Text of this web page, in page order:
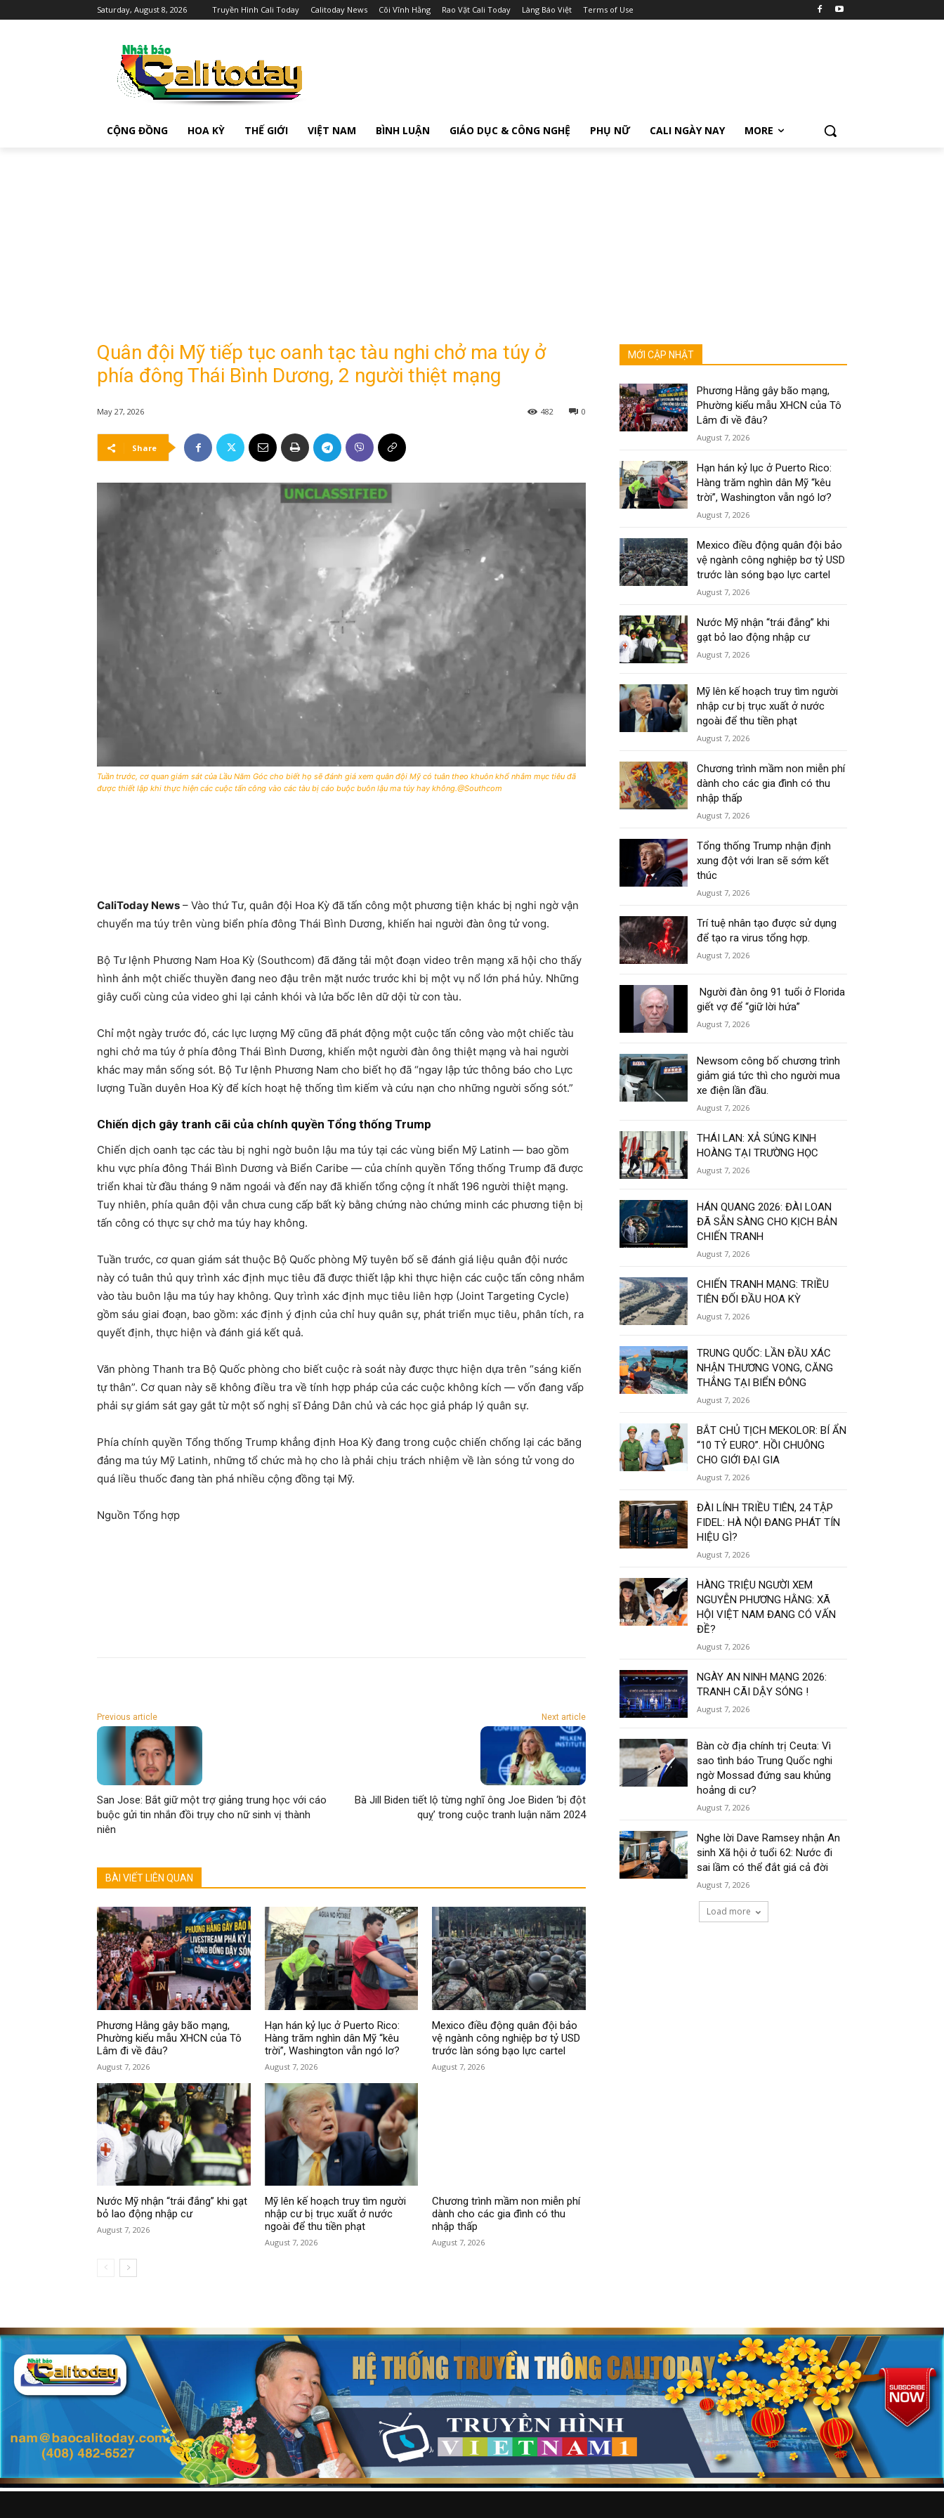
Saturday, August 8, 2026 Truyền Hình Cali Today Calitoday News Cõi Vĩnh Hằng Rao Vặt Cali Today Làng Báo Việt Terms of Use
CỘNG ĐỒNG HOA KỲ THẾ GIỚI VIỆT NAM BÌNH LUẬN GIÁO DỤC & CÔNG NGHỆ PHỤ NỮ CALI NGÀY NAY MORE
Quân đội Mỹ tiếp tục oanh tạc tàu nghi chở ma túy ở
phía đông Thái Bình Dương, 2 người thiệt mạng
May 27, 2026 0
482
Share
Tuần trước, cơ quan giám sát của Lầu Năm Góc cho biết họ sẽ đánh giá xem quân đội Mỹ có tuân theo khuôn khổ nhắm mục tiêu đã
được thiết lập khi thực hiện các cuộc tấn công vào các tàu bị cáo buộc buôn lậu ma túy hay không.@Southcom
CaliToday News – Vào thứ Tư, quân đội Hoa Kỳ đã tấn công một phương tiện khác bị nghi ngờ vận
chuyển ma túy trên vùng biển phía đông Thái Bình Dương, khiến hai người đàn ông tử vong.
Bộ Tư lệnh Phương Nam Hoa Kỳ (Southcom) đã đăng tải một đoạn video trên mạng xã hội cho thấy
hình ảnh một chiếc thuyền đang neo đậu trên mặt nước trước khi bị một vụ nổ lớn phá hủy. Những
giây cuối cùng của video ghi lại cảnh khói và lửa bốc lên dữ dội từ con tàu.
Chỉ một ngày trước đó, các lực lượng Mỹ cũng đã phát động một cuộc tấn công vào một chiếc tàu
nghi chở ma túy ở phía đông Thái Bình Dương, khiến một người đàn ông thiệt mạng và hai người
khác may mắn sống sót. Bộ Tư lệnh Phương Nam cho biết họ đã “ngay lập tức thông báo cho Lực
lượng Tuần duyên Hoa Kỳ để kích hoạt hệ thống tìm kiếm và cứu nạn cho những người sống sót.”
Chiến dịch gây tranh cãi của chính quyền Tổng thống Trump
Chiến dịch oanh tạc các tàu bị nghi ngờ buôn lậu ma túy tại các vùng biển Mỹ Latinh — bao gồm
khu vực phía đông Thái Bình Dương và Biển Caribe — của chính quyền Tổng thống Trump đã được
triển khai từ đầu tháng 9 năm ngoái và đến nay đã khiến tổng cộng ít nhất 196 người thiệt mạng.
Tuy nhiên, phía quân đội vẫn chưa cung cấp bất kỳ bằng chứng nào chứng minh các phương tiện bị
tấn công có thực sự chở ma túy hay không.
Tuần trước, cơ quan giám sát thuộc Bộ Quốc phòng Mỹ tuyên bố sẽ đánh giá liệu quân đội nước
này có tuân thủ quy trình xác định mục tiêu đã được thiết lập khi thực hiện các cuộc tấn công nhắm
vào tàu buôn lậu ma túy hay không. Quy trình xác định mục tiêu liên hợp (Joint Targeting Cycle)
gồm sáu giai đoạn, bao gồm: xác định ý định của chỉ huy quân sự, phát triển mục tiêu, phân tích, ra
quyết định, thực hiện và đánh giá kết quả.
Văn phòng Thanh tra Bộ Quốc phòng cho biết cuộc rà soát này được thực hiện dựa trên “sáng kiến
tự thân”. Cơ quan này sẽ không điều tra về tính hợp pháp của các cuộc không kích — vốn đang vấp
phải sự giám sát gay gắt từ một số nghị sĩ Đảng Dân chủ và các học giả pháp lý quân sự.
Phía chính quyền Tổng thống Trump khẳng định Hoa Kỳ đang trong cuộc chiến chống lại các băng
đảng ma túy Mỹ Latinh, những tổ chức mà họ cho là phải chịu trách nhiệm về làn sóng tử vong do
quá liều thuốc đang tàn phá nhiều cộng đồng tại Mỹ.
Nguồn Tổng hợp
Previous article
San Jose: Bắt giữ một trợ giảng trung học với cáo
buộc gửi tin nhắn đồi trụy cho nữ sinh vị thành
niên
Next article
Bà Jill Biden tiết lộ từng nghĩ ông Joe Biden ‘bị đột
quỵ’ trong cuộc tranh luận năm 2024
BÀI VIẾT LIÊN QUAN
Phương Hằng gây bão mạng,
Phường kiểu mẫu XHCN của Tô
Lâm đi về đâu?
August 7, 2026
Hạn hán kỷ lục ở Puerto Rico:
Hàng trăm nghìn dân Mỹ “kêu
trời”, Washington vẫn ngó lơ?
August 7, 2026
Mexico điều động quân đội bảo
vệ ngành công nghiệp bơ tỷ USD
trước làn sóng bạo lực cartel
August 7, 2026
Nước Mỹ nhận “trái đắng” khi gạt
bỏ lao động nhập cư
August 7, 2026
Mỹ lên kế hoạch truy tìm người
nhập cư bị trục xuất ở nước
ngoài để thu tiền phạt
August 7, 2026
Chương trình mầm non miễn phí
dành cho các gia đình có thu
nhập thấp
August 7, 2026
MỚI CẬP NHẬT
Phương Hằng gây bão mạng,
Phường kiểu mẫu XHCN của Tô
Lâm đi về đâu?
August 7, 2026
Hạn hán kỷ lục ở Puerto Rico:
Hàng trăm nghìn dân Mỹ “kêu
trời”, Washington vẫn ngó lơ?
August 7, 2026
Mexico điều động quân đội bảo
vệ ngành công nghiệp bơ tỷ USD
trước làn sóng bạo lực cartel
August 7, 2026
Nước Mỹ nhận “trái đắng” khi
gạt bỏ lao động nhập cư
August 7, 2026
Mỹ lên kế hoạch truy tìm người
nhập cư bị trục xuất ở nước
ngoài để thu tiền phạt
August 7, 2026
Chương trình mầm non miễn phí
dành cho các gia đình có thu
nhập thấp
August 7, 2026
Tổng thống Trump nhận định
xung đột với Iran sẽ sớm kết
thúc
August 7, 2026
Trí tuệ nhân tạo được sử dụng
để tạo ra virus tổng hợp.
August 7, 2026
Người đàn ông 91 tuổi ở Florida
giết vợ để “giữ lời hứa”
August 7, 2026
Newsom công bố chương trình
giảm giá tức thì cho người mua
xe điện lần đầu.
August 7, 2026
THÁI LAN: XẢ SÚNG KINH
HOÀNG TẠI TRƯỜNG HỌC
August 7, 2026
HÁN QUANG 2026: ĐÀI LOAN
ĐÃ SẴN SÀNG CHO KỊCH BẢN
CHIẾN TRANH
August 7, 2026
CHIẾN TRANH MẠNG: TRIỀU
TIÊN ĐỐI ĐẦU HOA KỲ
August 7, 2026
TRUNG QUỐC: LẦN ĐẦU XÁC
NHẬN THƯƠNG VONG, CĂNG
THẲNG TẠI BIỂN ĐÔNG
August 7, 2026
BẮT CHỦ TỊCH MEKOLOR: BÍ ẨN
“10 TỶ EURO”. HỒI CHUÔNG
CHO GIỚI ĐẠI GIA
August 7, 2026
ĐÀI LÍNH TRIỀU TIÊN, 24 TẬP
FIDEL: HÀ NỘI ĐANG PHÁT TÍN
HIỆU GÌ?
August 7, 2026
HÀNG TRIỆU NGƯỜI XEM
NGUYỄN PHƯƠNG HẰNG: XÃ
HỘI VIỆT NAM ĐANG CÓ VẤN
ĐỀ?
August 7, 2026
NGÀY AN NINH MẠNG 2026:
TRANH CÃI DẬY SÓNG !
August 7, 2026
Bàn cờ địa chính trị Ceuta: Vì
sao tình báo Trung Quốc nghi
ngờ Mossad đứng sau khủng
hoảng di cư?
August 7, 2026
Nghe lời Dave Ramsey nhận An
sinh Xã hội ở tuổi 62: Nước đi
sai lầm có thể đắt giá cả đời
August 7, 2026
Load more